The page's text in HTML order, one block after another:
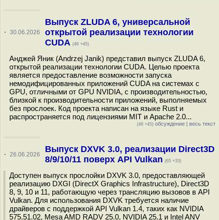
· 30.06.2026
Выпуск ZLUDA 6, универсальной
открытой реализации технологии
CUDA (48 +45)
Анджей Яник (Andrzej Janik) представил выпуск ZLUDA 6,
открытой реализации технологии CUDA. Целью проекта
является предоставление возможности запуска
немодифицированных приложений CUDA на системах с
GPU, отличными от GPU NVIDIA, с производительностью,
близкой к производительности приложений, выполняемых
без прослоек. Код проекта написан на языке Rust и
распространяется под лицензиями MIT и Apache 2.0...
(48 +45) обсуждение | весь текст
· 26.06.2026
Выпуск DXVK 3.0, реализации Direct3D
8/9/10/11 поверх API Vulkan (65 +33)
Доступен выпуск прослойки DXVK 3.0, предоставляющей
реализацию DXGI (DirectX Graphics Infrastructure), Direct3D
8, 9, 10 и 11, работающую через трансляцию вызовов в API
Vulkan. Для использования DXVK требуется наличие
драйверов с поддержкой API Vulkan 1.4, таких как NVIDIA
575.51.02, Mesa AMD RADV 25.0, NVIDIA 25.1 и Intel ANV